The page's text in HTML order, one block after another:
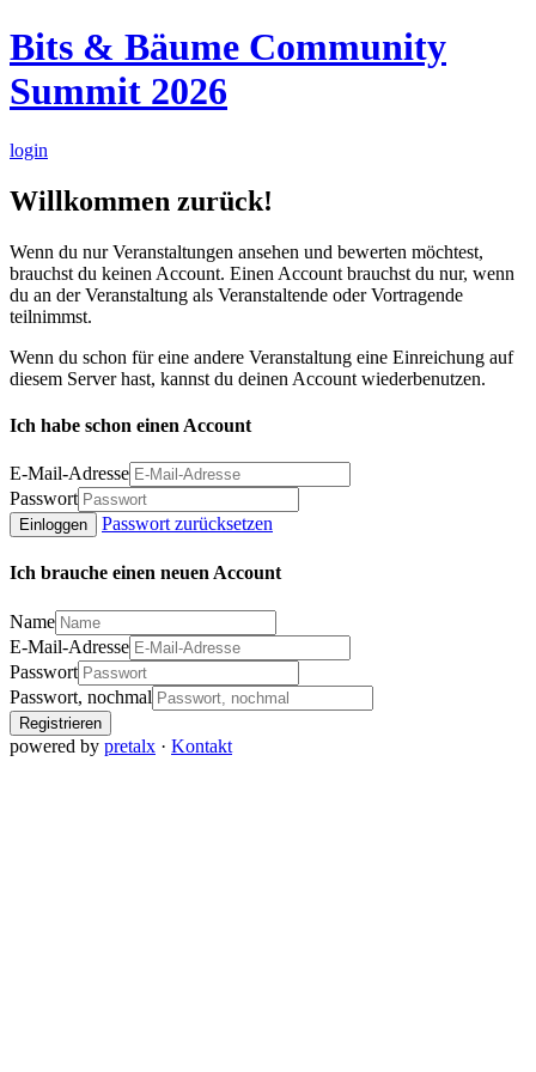
Bits & Bäume Community
Summit 2026
login
Willkommen zurück!
Wenn du nur Veranstaltungen ansehen und bewerten möchtest,
brauchst du keinen Account. Einen Account brauchst du nur, wenn
du an der Veranstaltung als Veranstaltende oder Vortragende
teilnimmst.
Wenn du schon für eine andere Veranstaltung eine Einreichung auf
diesem Server hast, kannst du deinen Account wiederbenutzen.
Ich habe schon einen Account
E-Mail-Adresse
Passwort
Einloggen Passwort zurücksetzen
Ich brauche einen neuen Account
Name
E-Mail-Adresse
Passwort
Passwort, nochmal
Registrieren
powered by pretalx · Kontakt